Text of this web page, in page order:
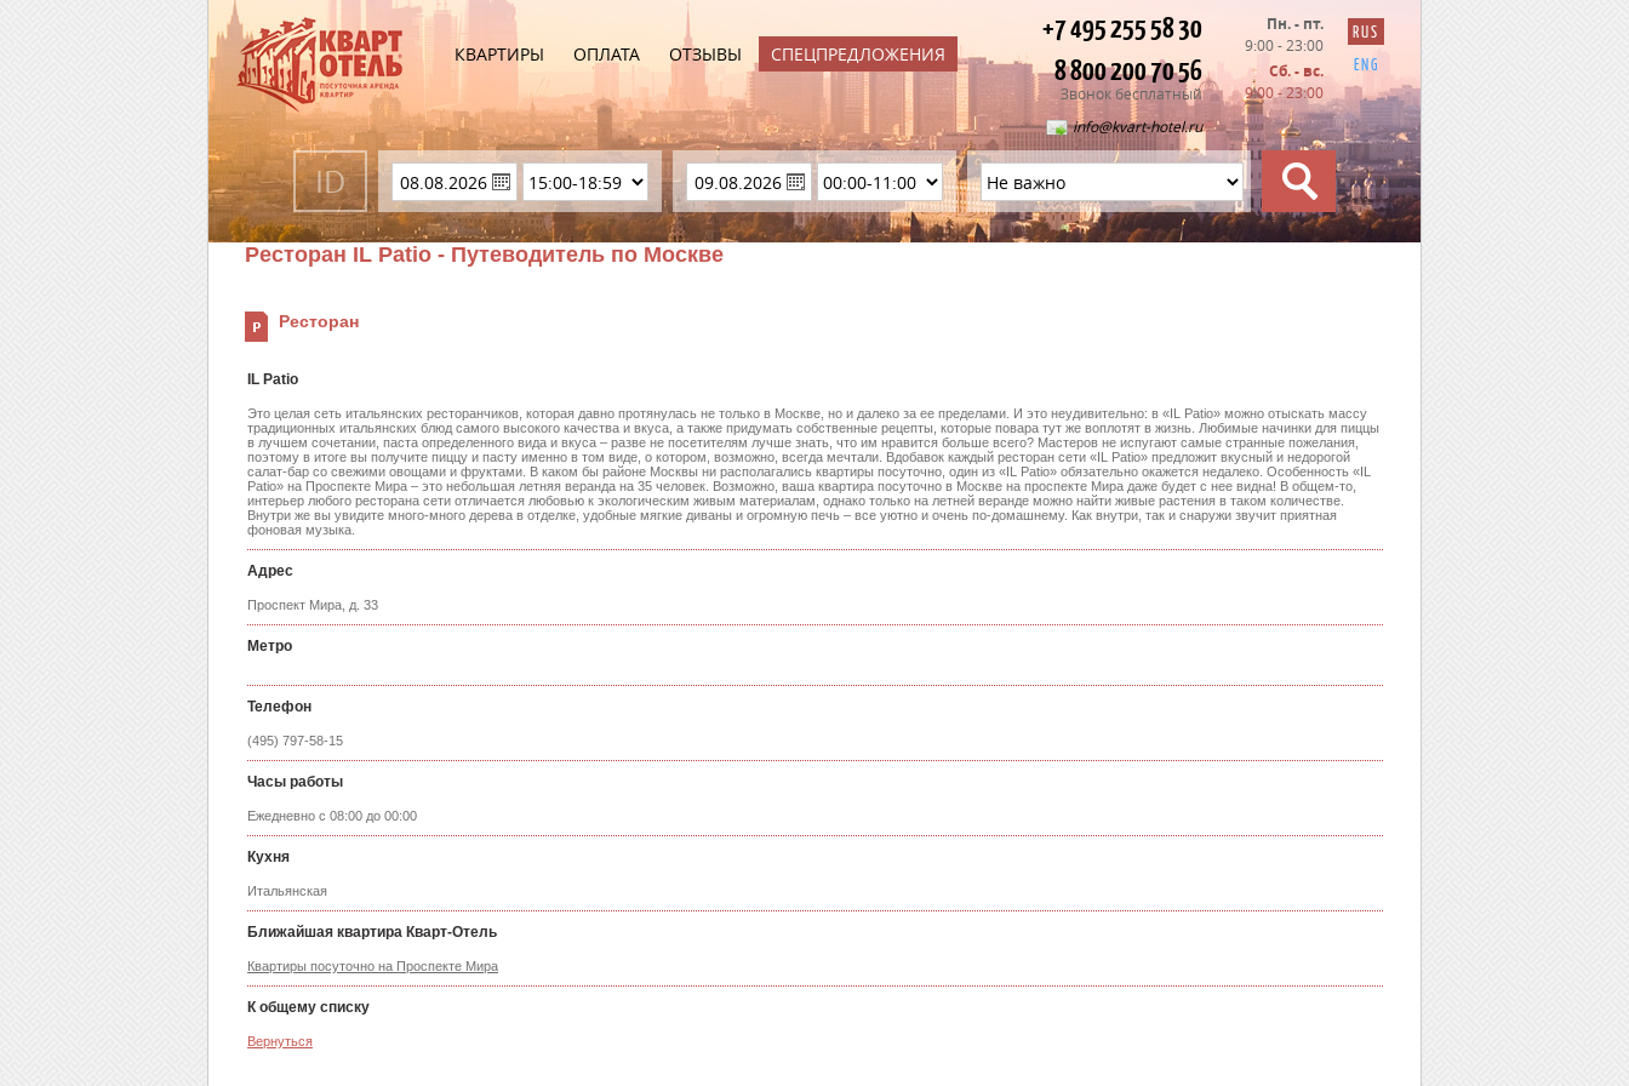
КВАРТИРЫ ОПЛАТА ОТЗЫВЫ СПЕЦПРЕДЛОЖЕНИЯ
+7 495 255 58 30
8 800 200 70 56
Звонок бесплатный
info@kvart-hotel.ru
Пн. - пт.
9:00 - 23:00
Сб. - вс.
9:00 - 23:00
RUS
ENG
Ресторан IL Patio - Путеводитель по Москве
Ресторан
IL Patio
Это целая сеть итальянских ресторанчиков, которая давно протянулась не только в Москве, но и далеко за ее пределами. И это неудивительно: в «IL Patio» можно отыскать массу
традиционных итальянских блюд самого высокого качества и вкуса, а также придумать собственные рецепты, которые повара тут же воплотят в жизнь. Любимые начинки для пиццы
в лучшем сочетании, паста определенного вида и вкуса – разве не посетителям лучше знать, что им нравится больше всего? Мастеров не испугают самые странные пожелания,
поэтому в итоге вы получите пиццу и пасту именно в том виде, о котором, возможно, всегда мечтали. Вдобавок каждый ресторан сети «IL Patio» предложит вкусный и недорогой
салат-бар со свежими овощами и фруктами. В каком бы районе Москвы ни располагались квартиры посуточно, один из «IL Patio» обязательно окажется недалеко. Особенность «IL
Patio» на Проспекте Мира – это небольшая летняя веранда на 35 человек. Возможно, ваша квартира посуточно в Москве на проспекте Мира даже будет с нее видна! В общем-то,
интерьер любого ресторана сети отличается любовью к экологическим живым материалам, однако только на летней веранде можно найти живые растения в таком количестве.
Внутри же вы увидите много-много дерева в отделке, удобные мягкие диваны и огромную печь – все уютно и очень по-домашнему. Как внутри, так и снаружи звучит приятная
фоновая музыка.
Адрес
Проспект Мира, д. 33
Метро
Телефон
(495) 797-58-15
Часы работы
Ежедневно с 08:00 до 00:00
Кухня
Итальянская
Ближайшая квартира Кварт-Отель
Квартиры посуточно на Проспекте Мира
К общему списку
Вернуться